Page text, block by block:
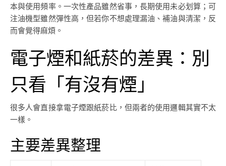
本與使用頻率。一次性產品雖然省事，長期使用未必划算；可
注油機型雖然彈性高，但若你不想處理漏油、補油與清潔，反
而會覺得麻煩。
電子煙和紙菸的差異：別
只看「有沒有煙」
很多人會直接拿電子煙跟紙菸比，但兩者的使用邏輯其實不太
一樣。
主要差異整理